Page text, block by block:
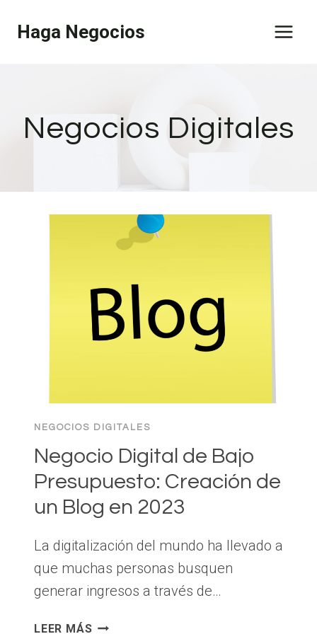
Haga Negocios
Negocios Digitales
NEGOCIOS DIGITALES
Negocio Digital de Bajo
Presupuesto: Creación de
un Blog en 2023
La digitalización del mundo ha llevado a
que muchas personas busquen
generar ingresos a través de…
LEER MÁS NEGOCIO